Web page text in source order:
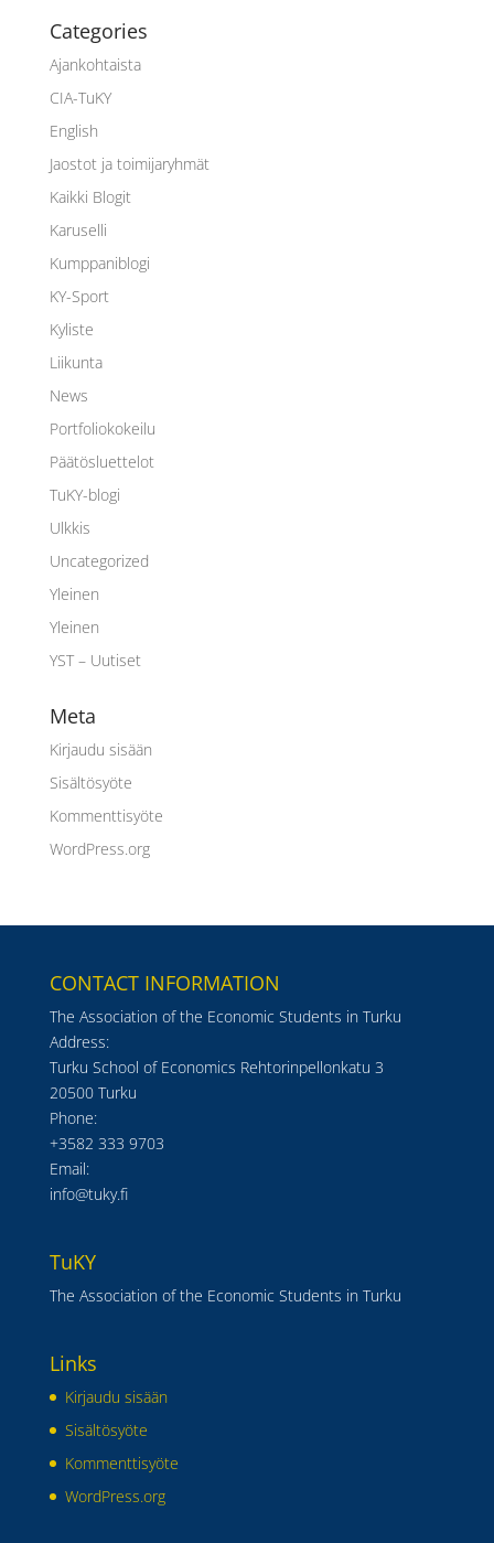
Categories
Ajankohtaista
CIA-TuKY
English
Jaostot ja toimijaryhmät
Kaikki Blogit
Karuselli
Kumppaniblogi
KY-Sport
Kyliste
Liikunta
News
Portfoliokokeilu
Päätösluettelot
TuKY-blogi
Ulkkis
Uncategorized
Yleinen
Yleinen
YST – Uutiset
Meta
Kirjaudu sisään
Sisältösyöte
Kommenttisyöte
WordPress.org
CONTACT INFORMATION
The Association of the Economic Students in Turku
Address:
Turku School of Economics Rehtorinpellonkatu 3
20500 Turku
Phone:
+3582 333 9703
Email:
info@tuky.fi
TuKY
The Association of the Economic Students in Turku
Links
Kirjaudu sisään
Sisältösyöte
Kommenttisyöte
WordPress.org